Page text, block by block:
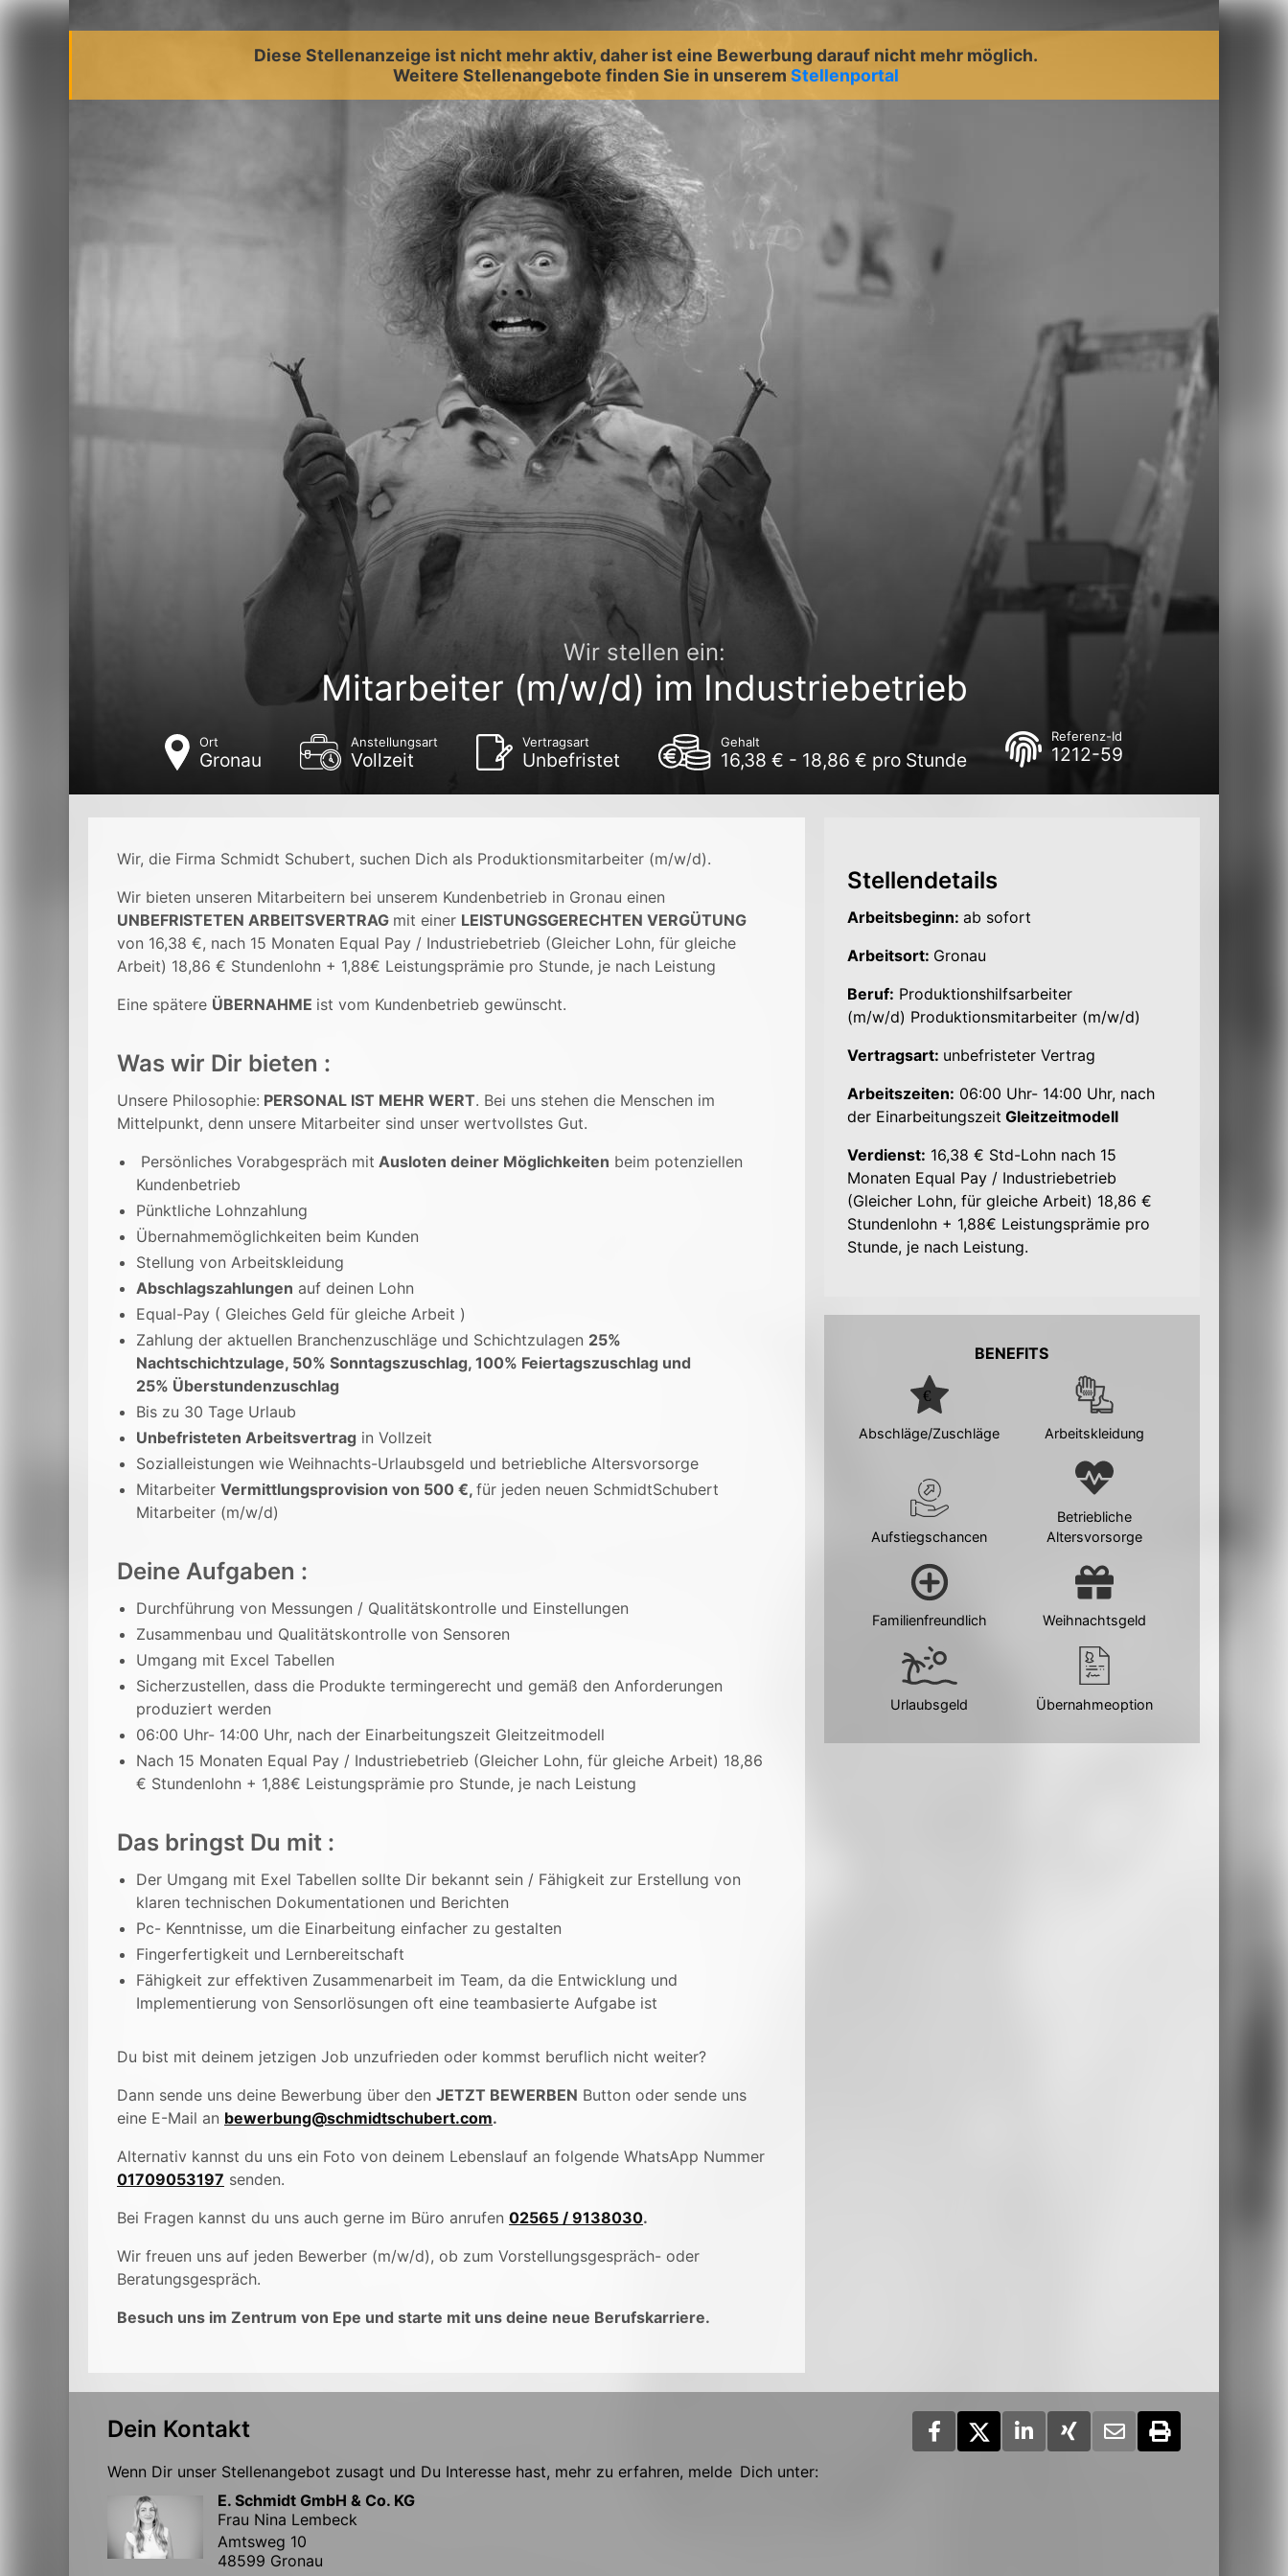
Diese Stellenanzeige ist nicht mehr aktiv, daher ist eine Bewerbung darauf nicht mehr möglich.
Weitere Stellenangebote finden Sie in unserem Stellenportal
Wir stellen ein:
Mitarbeiter (m/w/d) im Industriebetrieb
Ort
Gronau
Anstellungsart
Vollzeit
Vertragsart
Unbefristet
Gehalt
16,38 € - 18,86 € pro Stunde
Referenz-Id
1212-59
Wir, die Firma Schmidt Schubert, suchen Dich als Produktionsmitarbeiter (m/w/d).
Wir bieten unseren Mitarbeitern bei unserem Kundenbetrieb in Gronau einen
UNBEFRISTETEN ARBEITSVERTRAG mit einer LEISTUNGSGERECHTEN VERGÜTUNG
von 16,38 €, nach 15 Monaten Equal Pay / Industriebetrieb (Gleicher Lohn, für gleiche
Arbeit) 18,86 € Stundenlohn + 1,88€ Leistungsprämie pro Stunde, je nach Leistung
Eine spätere ÜBERNAHME ist vom Kundenbetrieb gewünscht.
Was wir Dir bieten :
Unsere Philosophie: PERSONAL IST MEHR WERT. Bei uns stehen die Menschen im
Mittelpunkt, denn unsere Mitarbeiter sind unser wertvollstes Gut.
Persönliches Vorabgespräch mit Ausloten deiner Möglichkeiten beim potenziellen
Kundenbetrieb
Pünktliche Lohnzahlung
Übernahmemöglichkeiten beim Kunden
Stellung von Arbeitskleidung
Abschlagszahlungen auf deinen Lohn
Equal-Pay ( Gleiches Geld für gleiche Arbeit )
Zahlung der aktuellen Branchenzuschläge und Schichtzulagen 25%
Nachtschichtzulage, 50% Sonntagszuschlag, 100% Feiertagszuschlag und
25% Überstundenzuschlag
Bis zu 30 Tage Urlaub
Unbefristeten Arbeitsvertrag in Vollzeit
Sozialleistungen wie Weihnachts-Urlaubsgeld und betriebliche Altersvorsorge
Mitarbeiter Vermittlungsprovision von 500 €, für jeden neuen SchmidtSchubert
Mitarbeiter (m/w/d)
Deine Aufgaben :
Durchführung von Messungen / Qualitätskontrolle und Einstellungen
Zusammenbau und Qualitätskontrolle von Sensoren
Umgang mit Excel Tabellen
Sicherzustellen, dass die Produkte termingerecht und gemäß den Anforderungen
produziert werden
06:00 Uhr- 14:00 Uhr, nach der Einarbeitungszeit Gleitzeitmodell
Nach 15 Monaten Equal Pay / Industriebetrieb (Gleicher Lohn, für gleiche Arbeit) 18,86
€ Stundenlohn + 1,88€ Leistungsprämie pro Stunde, je nach Leistung
Das bringst Du mit :
Der Umgang mit Exel Tabellen sollte Dir bekannt sein / Fähigkeit zur Erstellung von
klaren technischen Dokumentationen und Berichten
Pc- Kenntnisse, um die Einarbeitung einfacher zu gestalten
Fingerfertigkeit und Lernbereitschaft
Fähigkeit zur effektiven Zusammenarbeit im Team, da die Entwicklung und
Implementierung von Sensorlösungen oft eine teambasierte Aufgabe ist
Du bist mit deinem jetzigen Job unzufrieden oder kommst beruflich nicht weiter?
Dann sende uns deine Bewerbung über den JETZT BEWERBEN Button oder sende uns
eine E-Mail an bewerbung@schmidtschubert.com.
Alternativ kannst du uns ein Foto von deinem Lebenslauf an folgende WhatsApp Nummer
01709053197 senden.
Bei Fragen kannst du uns auch gerne im Büro anrufen 02565 / 9138030.
Wir freuen uns auf jeden Bewerber (m/w/d), ob zum Vorstellungsgespräch- oder
Beratungsgespräch.
Besuch uns im Zentrum von Epe und starte mit uns deine neue Berufskarriere.
Stellendetails
Arbeitsbeginn: ab sofort
Arbeitsort: Gronau
Beruf: Produktionshilfsarbeiter
(m/w/d) Produktionsmitarbeiter (m/w/d)
Vertragsart: unbefristeter Vertrag
Arbeitszeiten: 06:00 Uhr- 14:00 Uhr, nach
der Einarbeitungszeit Gleitzeitmodell
Verdienst: 16,38 € Std-Lohn nach 15
Monaten Equal Pay / Industriebetrieb
(Gleicher Lohn, für gleiche Arbeit) 18,86 €
Stundenlohn + 1,88€ Leistungsprämie pro
Stunde, je nach Leistung.
BENEFITS
Abschläge/Zuschläge Arbeitskleidung
Aufstiegschancen
Betriebliche
Altersvorsorge
Familienfreundlich Weihnachtsgeld
Urlaubsgeld Übernahmeoption
Dein Kontakt
Wenn Dir unser Stellenangebot zusagt und Du Interesse hast, mehr zu erfahren, melde Dich unter:
E. Schmidt GmbH & Co. KG
Frau Nina Lembeck
Amtsweg 10
48599 Gronau